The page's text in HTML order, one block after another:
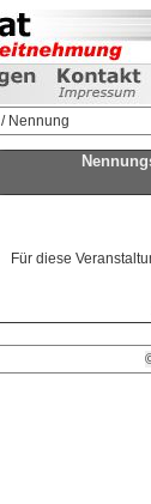
/ Nennung
Für diese